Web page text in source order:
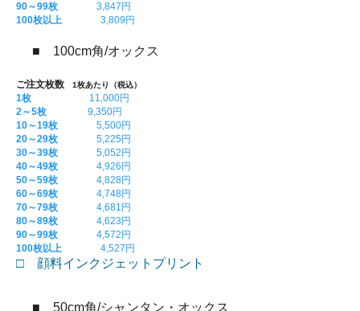
90～99枚 3,847円
100枚以上 3,809円
■ 100cm角/オックス
ご注文枚数 1枚あたり（税込）
1枚 11,000円
2～5枚 9,350円
10～19枚 5,500円
20～29枚 5,225円
30～39枚 5,052円
40～49枚 4,926円
50～59枚 4,828円
60～69枚 4,748円
70～79枚 4,681円
80～89枚 4,623円
90～99枚 4,572円
100枚以上 4,527円
□ 顔料インクジェットプリント
■ 50cm角/シャンタン・オックス